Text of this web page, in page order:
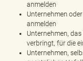
anmelden
Unternehmen
anmelden
Unternehmen,
verbringt, für die
Unternehmen,